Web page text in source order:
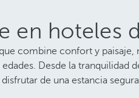
en hoteles
que combine confort y
Desde la
de una estancia